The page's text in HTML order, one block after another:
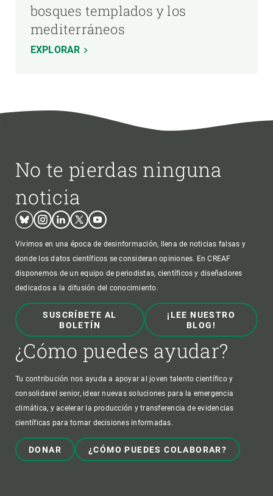
bosques templados y los
mediterráneos
EXPLORAR
No te pierdas ninguna
noticia
BlueskyInstagram
LinkedinTwitterYoutube
Vivimos en una época de desinformación, llena de noticias falsas y
donde los datos científicos se consideran opiniones. En CREAF
disponemos de un equipo de periodistas, científicos y diseñadores
dedicados a la difusión del conocimiento.
SUSCRÍBETE AL
BOLETÍN
¡LEE NUESTRO
BLOG!
¿Cómo puedes ayudar?
Tu contribución nos ayuda a apoyar al joven talento científico y
consolidarel senior, idear nuevas soluciones para la emergencia
climática, y acelerar la producción y transferencia de evidencias
científicas para tomar decisiones informadas.
DONAR ¿CÓMO PUEDES COLABORAR?